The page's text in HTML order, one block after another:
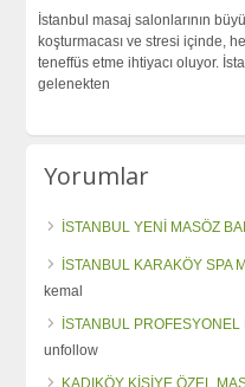
İstanbul masaj salonlarının
koşturmacası ve stresi içinde,
teneffüs etme ihtiyacı oluyor.
gelenekten
Yorumlar
İSTANBUL YENİ MASÖZ
İSTANBUL KARAKÖY SPA
kemal
İSTANBUL
unfollow
KADIKÖY KİŞİYE ÖZEL